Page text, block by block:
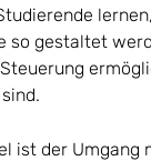
so gestaltet
ist der Umgang